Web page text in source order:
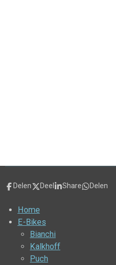
Delen Deel Share Delen
Home
E-Bikes
Bianchi
Kalkhoff
Puch